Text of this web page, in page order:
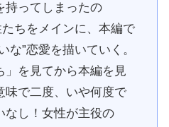
持ってしまったの
ちをメインに、本編で
な”恋愛を描いていく。
」を見てから本編を見
味で二度、いや何度で
なし！女性が主役の